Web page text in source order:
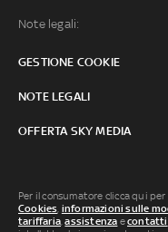
Note legali:
GESTIONE COOKIE
NOTE LEGALI
OFFERTA SKY MEDIA
Per il consumatore clicca qui
Cookies informazioni sulle
tariffaria ,assistenza econtatti